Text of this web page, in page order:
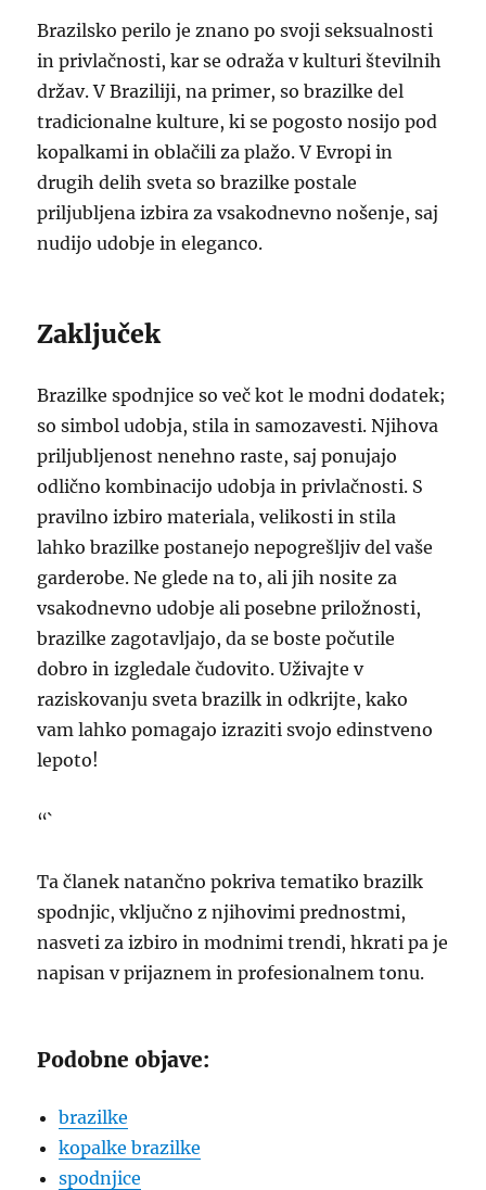
Brazilsko perilo je znano po svoji seksualnosti
in privlačnosti, kar se odraža v kulturi številnih
držav. V Braziliji, na primer, so brazilke del
tradicionalne kulture, ki se pogosto nosijo pod
kopalkami in oblačili za plažo. V Evropi in
drugih delih sveta so brazilke postale
priljubljena izbira za vsakodnevno nošenje, saj
nudijo udobje in eleganco.
Zaključek
Brazilke spodnjice so več kot le modni dodatek;
so simbol udobja, stila in samozavesti. Njihova
priljubljenost nenehno raste, saj ponujajo
odlično kombinacijo udobja in privlačnosti. S
pravilno izbiro materiala, velikosti in stila
lahko brazilke postanejo nepogrešljiv del vaše
garderobe. Ne glede na to, ali jih nosite za
vsakodnevno udobje ali posebne priložnosti,
brazilke zagotavljajo, da se boste počutile
dobro in izgledale čudovito. Uživajte v
raziskovanju sveta brazilk in odkrijte, kako
vam lahko pomagajo izraziti svojo edinstveno
lepoto!
“`
Ta članek natančno pokriva tematiko brazilk
spodnjic, vključno z njihovimi prednostmi,
nasveti za izbiro in modnimi trendi, hkrati pa je
napisan v prijaznem in profesionalnem tonu.
Podobne objave:
brazilke
kopalke brazilke
spodnjice